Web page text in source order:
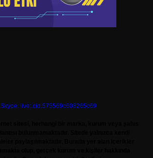
Skype: live:.cid.575569c608265c69